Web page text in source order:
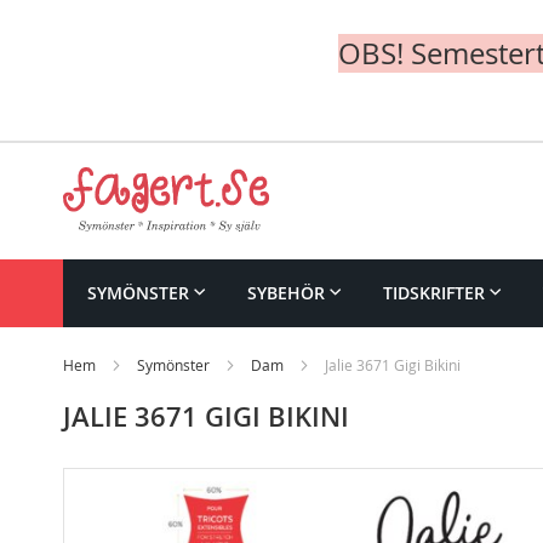
OBS!
Content
SYMÖNSTER SYBEHÖR TIDSKRIFTER
Hem Symönster Dam Jalie 3671 Gigi Bikini
JALIE 3671 GIGI BIKINI